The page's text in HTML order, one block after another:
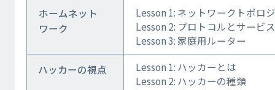
ホームネット
ワーク
Lesson 1: ネットワークトポロ
Lesson 2: プロトコルとサービ
Lesson 3: 家庭用ルーター
ハッカーの視点
Lesson 1: ハッカーとは
Lesson 2: ハッカーの種類